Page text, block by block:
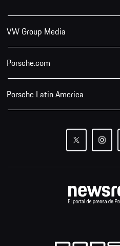
VW Group Media
Porsche.com
Porsche Latin America